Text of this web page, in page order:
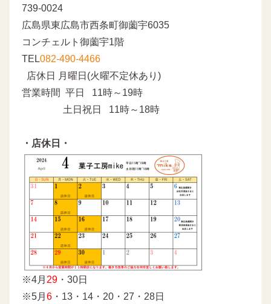
739-0024
広島県東広島市西条町御薗宇6035
コンチェルト御薗宇1階
TEL082-490-4466
店休日 月曜日(火曜不定休あり)
営業時間 平日 11時～19時
土日祝日 11時～18時
・店休日・
※4月 29 ・30日
※5月 6 ・13・14・20・27・28日